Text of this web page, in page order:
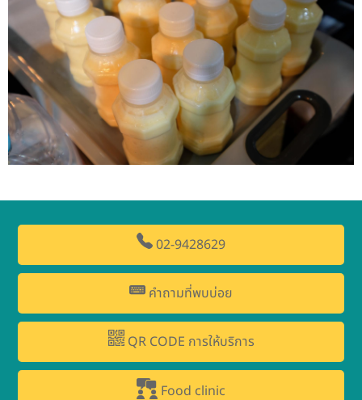
02-9428629
คำถามที่พบบ่อย
QR CODE การให้บริการ
Food clinic